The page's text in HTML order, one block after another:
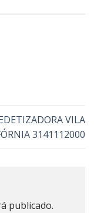
VILA
3141112000
publicado.